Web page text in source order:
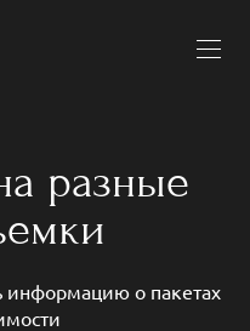
разные
информацию о пакетах